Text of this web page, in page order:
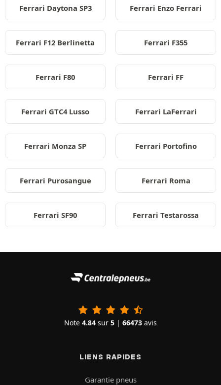
Ferrari Daytona SP3 Ferrari Enzo Ferrari
Ferrari F12 Berlinetta Ferrari F355
Ferrari F80 Ferrari FF
Ferrari GTC4 Lusso Ferrari LaFerrari
Ferrari Monza SP Ferrari Portofino
Ferrari Purosangue Ferrari Roma
Ferrari SF90 Ferrari Testarossa
Note 4.84 sur 5 | 66473 avis
LIENS RAPIDES
Garantie pneus